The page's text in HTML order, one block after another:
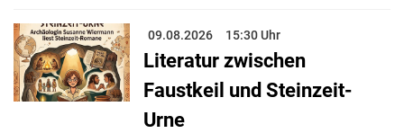
09.08.2026 15:30 Uhr
Literatur zwischen
Faustkeil und Steinzeit-
Urne